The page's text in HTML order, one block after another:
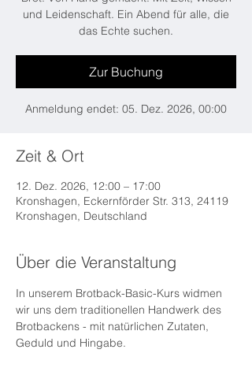
und Leidenschaft. Ein Abend für alle, die
das Echte suchen.
Zur Buchung
Anmeldung endet: 05. Dez. 2026, 00:00
Zeit & Ort
12. Dez. 2026, 12:00 – 17:00
Kronshagen, Eckernförder Str. 313, 24119
Kronshagen, Deutschland
Über die Veranstaltung
In unserem Brotback-Basic-Kurs widmen
wir uns dem traditionellen Handwerk des
Brotbackens - mit natürlichen Zutaten,
Geduld und Hingabe.